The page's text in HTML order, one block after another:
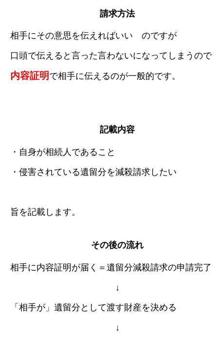
請求方法
相手にその意思を伝えればいい のですが
口頭で伝えると言った言わないになってしまうので
内容証明 で相手に伝えるのが一般的です。
記載内容
・自身が相続人であること
・侵害されている遺留分を減殺請求したい
旨を記載します。
その後の流れ
相手に内容証明が届く＝遺留分減殺請求の申請完了
↓
「相手が」遺留分として渡す財産を決める
↓